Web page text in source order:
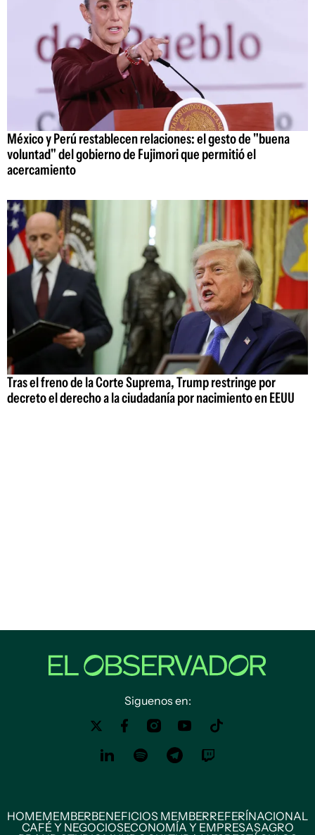
México y Perú restablecen relaciones: el gesto de "buena
voluntad" del gobierno de Fujimori que permitió el
acercamiento
Tras el freno de la Corte Suprema, Trump restringe por
decreto el derecho a la ciudadanía por nacimiento en EEUU
Siguenos en:
HOMEMEMBERBENEFICIOS MEMBERREFERÍNACIONAL
CAFÉ Y NEGOCIOSECONOMÍA Y EMPRESASAGRO